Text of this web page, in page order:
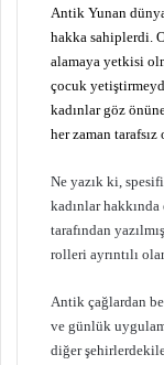
Antik Yunan
hakka sahiplerdi.
alamaya yetkisi
çocuk
kadınlar göz
her zaman tarafsız
Ne yazık ki,
kadınlar
tarafından
rolleri ayrıntılı
Antik çağlardan
ve günlük
diğer